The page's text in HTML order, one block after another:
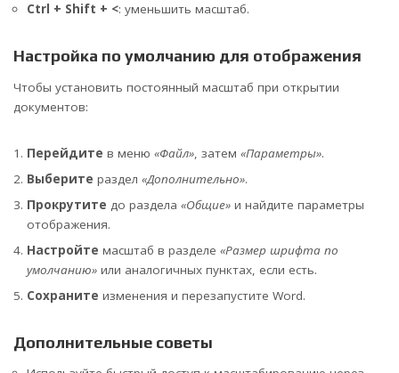
Ctrl + Shift + <: уменьшить масштаб.
Настройка по умолчанию для отображения
Чтобы установить постоянный масштаб при открытии
документов:
Перейдите в меню «Файл», затем «Параметры».
Выберите раздел «Дополнительно».
Прокрутите до раздела «Общие» и найдите параметры
отображения.
Настройте масштаб в разделе «Размер шрифта по
умолчанию» или аналогичных пунктах, если есть.
Сохраните изменения и перезапустите Word.
Дополнительные советы